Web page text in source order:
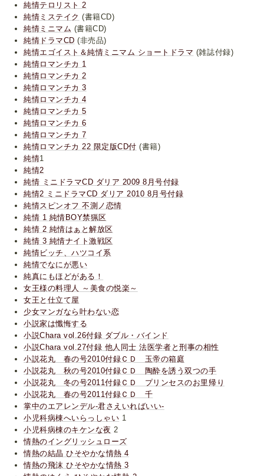
純情テロリスト 2
純情ミステイク (書籍CD)
純情ミニマム (書籍CD)
純情ドラマCD (非売品)
純情エゴイスト＆純情ミニマム ショートドラマ (雑誌付録)
純情ロマンチカ 1
純情ロマンチカ 2
純情ロマンチカ 3
純情ロマンチカ 4
純情ロマンチカ 5
純情ロマンチカ 6
純情ロマンチカ 7
純情ロマンチカ 22 限定版CD付 (書籍)
純情1
純情2
純情 ミニドラマCD ダリア 2009 8月号付録
純情2 ミニドラマCD ダリア 2010 8月号付録
純情スピンオフ 不測ノ恋情
純情 1 純情BOY禁猟区
純情 2 純情はぁと解放区
純情 3 純情ナイト激戦区
純情ビッチ、ハツコイ系
純情でなにが悪い
純真にもほどがある！
女王様の料理人 ～美食の悦楽～
女王と仕立て屋
少女マンガなら叶わない恋
小説家は懺悔する
小説Chara vol.26付録 ダブル・バインド
小説Chara vol.27付録 他人同士 法医学者と刑事の相性
小説花丸 春の号2010付録ＣＤ 玉帝の箱庭
小説花丸 秋の号2010付録ＣＤ 陶酔を誘う双つの手
小説花丸 冬の号2011付録ＣＤ プリンセスのお里帰り
小説花丸 春の号2011付録ＣＤ 千
掌中のエアレンデル-君さえいればいい-
小児科病棟へいらっしゃい 1
小児科病棟のキケンな夜 2
情熱のイングリッシュローズ
情熱の結晶 ひそやかな情熱 4
情熱の飛沫 ひそやかな情熱 3